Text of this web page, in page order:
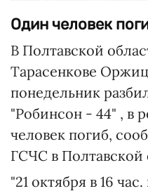
Один человек
В Полтавской
Тарасенкове
понедельник
"Робинсон - 44" , в
человек погиб,
ГСЧС в Полтавской
"21 октября в 16